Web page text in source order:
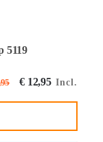
5119
prijs
€ 12,95Huidige
prijs
Incl.